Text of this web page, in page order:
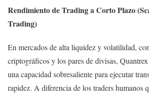
Rendimiento de Trading a Corto Plazo
Trading)
En mercados de alta liquidez y volatilidad,
criptográficos y los pares de divisas,
una capacidad sobresaliente para ejecutar
rapidez. A diferencia de los traders humanos